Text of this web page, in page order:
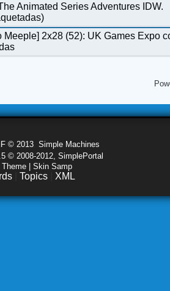
Animated Series Adventures IDW.
Meeple] 2x28 (52): UK Games Expo
© 2013 Simple Machines
© 2008-2012, SimplePortal
| Skin Samp
Topics XML